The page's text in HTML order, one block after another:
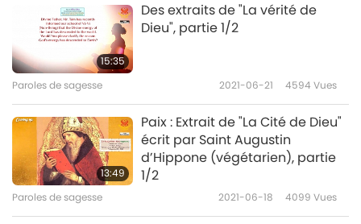
15:35
Des extraits de "La vérité de
Dieu", partie 1/2
Paroles de sagesse 2021-06-21 4594 Vues
13:49
Paix : Extrait de "La Cité de Dieu"
écrit par Saint Augustin
d’Hippone (végétarien), partie
1/2
Paroles de sagesse 2021-06-18 4099 Vues